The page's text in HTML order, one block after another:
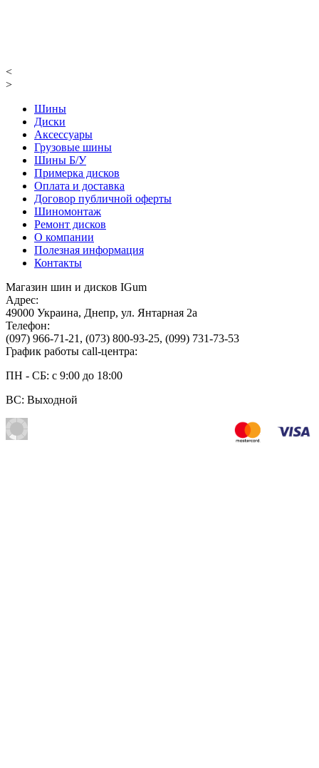
<
>
Шины
Диски
Аксессуары
Грузовые шины
Шины Б/У
Примерка дисков
Оплата и доставка
Договор публичной оферты
Шиномонтаж
Ремонт дисков
О компании
Полезная информация
Контакты
Магазин шин и дисков IGum
Адрес:
49000 Украина, Днепр, ул. Янтарная 2а
Телефон:
(097) 966-71-21 , (073) 800-93-25, (099) 731-73-53
График работы call-центра:
ПН - СБ: с 9:00 до 18:00
ВС: Выходной